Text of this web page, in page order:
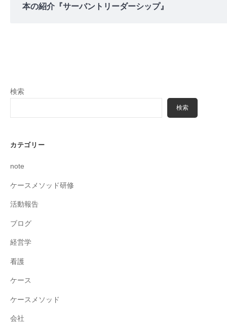
本の紹介『サーバントリーダーシップ』
検索
検索
カテゴリー
note
ケースメソッド研修
活動報告
ブログ
経営学
看護
ケース
ケースメソッド
会社